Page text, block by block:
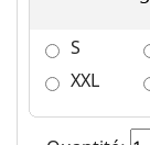
S
XXL